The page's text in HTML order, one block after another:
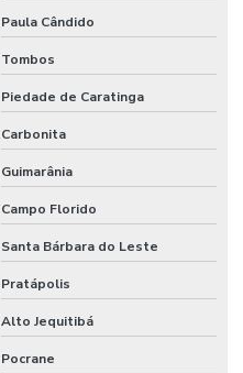
Paula Cândido
Tombos
Piedade de Caratinga
Carbonita
Guimarânia
Campo Florido
Santa Bárbara do Leste
Pratápolis
Alto Jequitibá
Pocrane